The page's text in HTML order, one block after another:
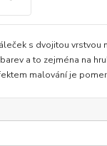
s dvojitou vrstvou
a to zejména na
malování je